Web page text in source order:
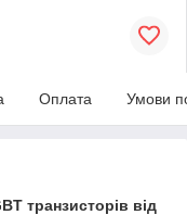
Оплата Умови
транзисторів від